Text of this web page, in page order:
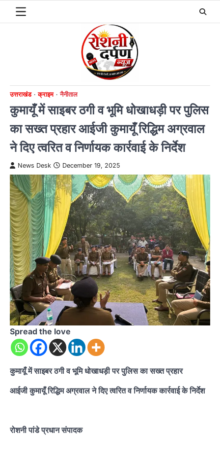
उत्तराखंड क्राइम नैनीताल
कुमायूँ में साइबर ठगी व भूमि धोखाधड़ी पर पुलिस
का सख्त प्रहार आईजी कुमायूँ रिद्धिम अग्रवाल
ने दिए त्वरित व निर्णायक कार्रवाई के निर्देश
News Desk December 19, 2025
Spread the love
कुमायूँ में साइबर ठगी व भूमि धोखाधड़ी पर पुलिस का सख्त प्रहार
आईजी कुमायूँ रिद्धिम अग्रवाल ने दिए त्वरित व निर्णायक कार्रवाई के निर्देश
रोशनी पांडे प्रधान संपादक